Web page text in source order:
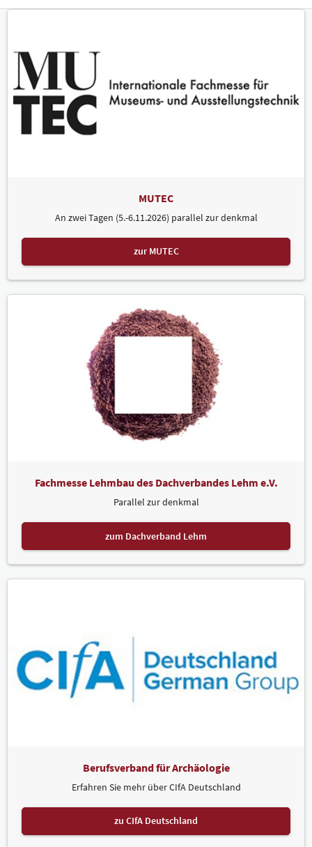
MUTEC
An zwei Tagen (5.-6.11.2026) parallel zur denkmal
zur MUTEC
Fachmesse Lehmbau des Dachverbandes Lehm e.V.
Parallel zur denkmal
zum Dachverband Lehm
Berufsverband für Archäologie
Erfahren Sie mehr über CIfA Deutschland
zu CIfA Deutschland